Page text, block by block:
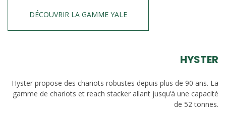
DÉCOUVRIR LA GAMME YALE
HYSTER
Hyster propose des chariots robustes depuis plus de 90 ans. La
gamme de chariots et reach stacker allant jusqu’à une capacité
de 52 tonnes.